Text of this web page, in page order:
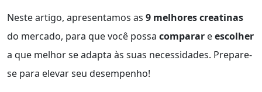
Neste artigo, apresentamos as 9 melhores creatinas
do mercado, para que você possa comparar eescolher
a que melhor se adapta às suas necessidades. Prepare-
se para elevar seu desempenho!